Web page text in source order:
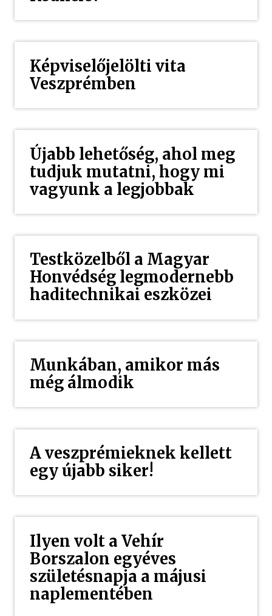
Képviselőjelölti vita
Veszprémben
Újabb lehetőség, ahol meg
tudjuk mutatni, hogy mi
vagyunk a legjobbak
Testközelből a Magyar
Honvédség legmodernebb
haditechnikai eszközei
Munkában, amikor más
még álmodik
A veszprémieknek kellett
egy újabb siker!
Ilyen volt a Vehír
Borszalon egyéves
születésnapja a májusi
naplementében